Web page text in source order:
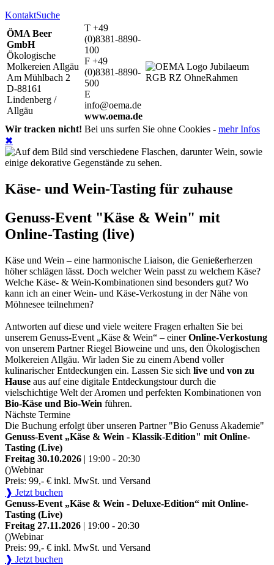
KontaktSuche
ÖMA Beer
GmbH
Ökologische
Molkereien Allgäu
Am Mühlbach 2
D-88161
Lindenberg /
Allgäu
T +49
(0)8381-8890-
100
F +49
(0)8381-8890-
500
E
info@oema.de
www.oema.de
Wir tracken nicht! Bei uns surfen Sie ohne Cookies - mehr Infos
✖
Käse- und Wein-Tasting für zuhause
Genuss-Event "Käse & Wein" mit
Online-Tasting (live)
Käse und Wein – eine harmonische Liaison, die Genießerherzen
höher schlägen lässt. Doch welcher Wein passt zu welchem Käse?
Welche Käse- & Wein-Kombinationen sind besonders gut? Wo
kann ich an einer Wein- und Käse-Verkostung in der Nähe von
Möhnesee teilnehmen?
Antworten auf diese und viele weitere Fragen erhalten Sie bei
unserem Genuss-Event „Käse & Wein“ – einerOnline-Verkostung
von unserem Partner Riegel Bioweine und uns, den Ökologischen
Molkereien Allgäu. Wir laden Sie zu einem Abend voller
kulinarischer Entdeckungen ein. Lassen Sie sich live und von zu
Hause aus auf eine digitale Entdeckungstour durch die
vielschichtige Welt der Aromen und perfekten Kombinationen von
Bio-Käse und Bio-Wein führen.
Nächste Termine
Die Buchung erfolgt über unseren Partner "Bio Genuss Akademie"
Genuss-Event „Käse & Wein - Klassik-Edition" mit Online-
Tasting (Live)
Freitag 30.10.2026 | 19:00 - 20:30
()Webinar
Preis: 99,- € inkl. MwSt. und Versand
❱ Jetzt buchen
Genuss-Event „Käse & Wein - Deluxe-Edition“ mit Online-
Tasting (Live)
Freitag 27.11.2026 | 19:00 - 20:30
()Webinar
Preis: 99,- € inkl. MwSt. und Versand
❱ Jetzt buchen